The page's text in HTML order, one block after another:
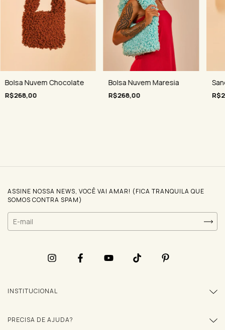
Bolsa Nuvem Chocolate
R$268,00
Bolsa Nuvem Maresia
R$268,00
ASSINE NOSSA NEWS, VOCÊ VAI AMAR! (FICA TRANQUILA QUE
SOMOS CONTRA SPAM)
INSTITUCIONAL
PRECISA DE AJUDA?